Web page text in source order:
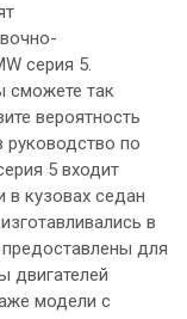
серия 5.
сможете так
вероятность
руководство по
5 входит
в кузовах седан
в
для
двигателей
модели с